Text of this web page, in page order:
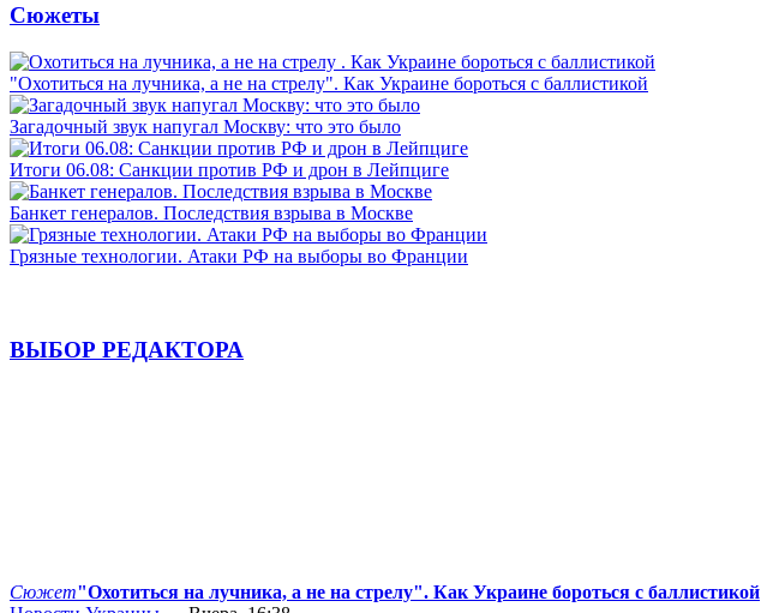
Сюжеты
"Охотиться на лучника, а не на стрелу". Как Украине бороться с баллистикой
Загадочный звук напугал Москву: что это было
Итоги 06.08: Санкции против РФ и дрон в Лейпциге
Банкет генералов. Последствия взрыва в Москве
Грязные технологии. Атаки РФ на выборы во Франции
ВЫБОР РЕДАКТОРА
Сюжет"Охотиться на лучника, а не на стрелу". Как Украине бороться с баллистикой